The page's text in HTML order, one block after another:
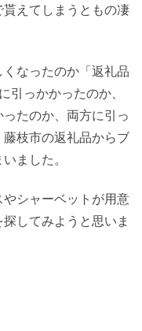
えてしまうともの凄
なったのか「返礼品
引っかかったのか、
ったのか、両方に引っ
枝市の返礼品からブ
ました。
シャーベットが用意
してみようと思いま